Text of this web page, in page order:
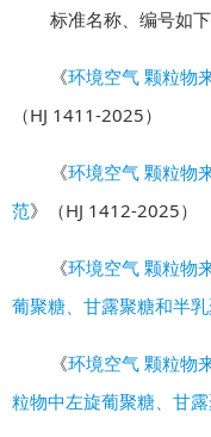
标准名称、编号如下
《环境空气 颗粒物
（HJ 1411-2025）
《环境空气 颗粒物
范》（HJ 1412-2025）
《环境空气 颗粒物
葡聚糖、甘露聚糖和半
《环境空气 颗粒物
粒物中左旋葡聚糖、甘